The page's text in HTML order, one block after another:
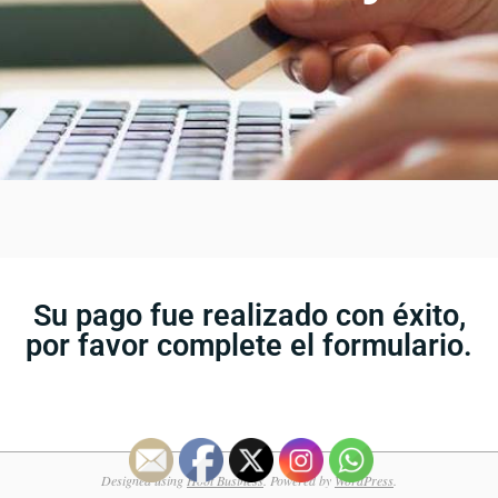
Su pago fue realizado con éxito,
por favor complete el formulario.
Designed usingHoot Business. Powered byWordPress